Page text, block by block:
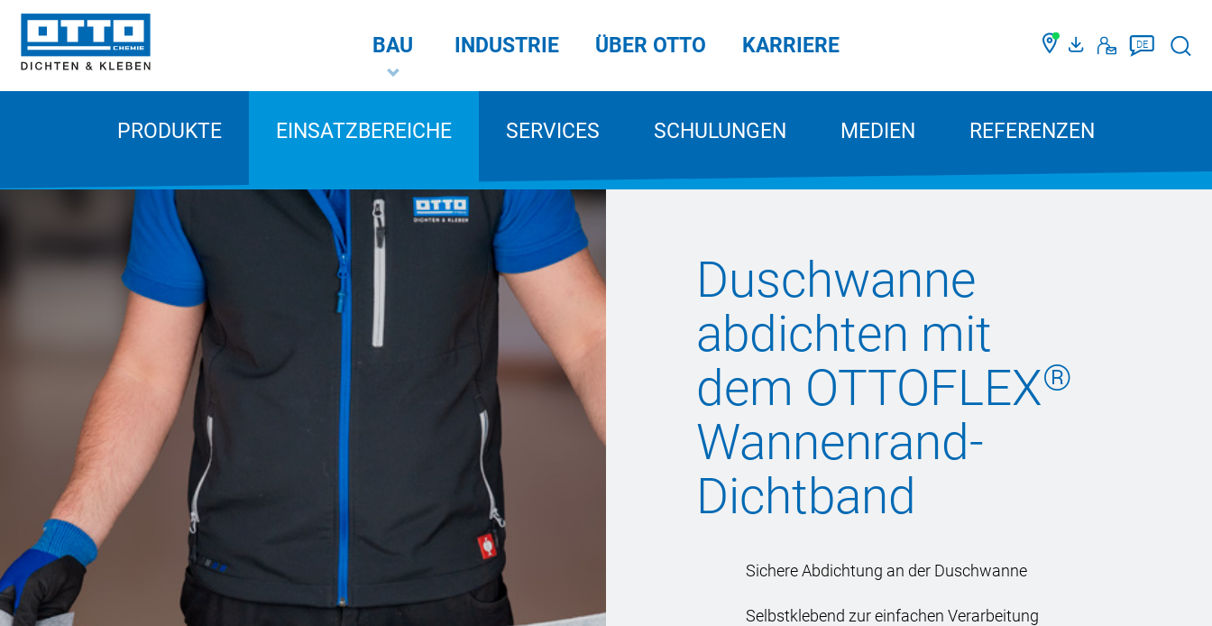
DE
BAU
PRODUKTE EINSATZBEREICHE SERVICES SCHULUNGEN MEDIEN REFERENZEN
INDUSTRIE ÜBER OTTO KARRIERE
Duschwanne
abdichten mit
dem OTTOFLEX®
Wannenrand-
Dichtband
Sichere Abdichtung an der Duschwanne
Selbstklebend zur einfachen Verarbeitung